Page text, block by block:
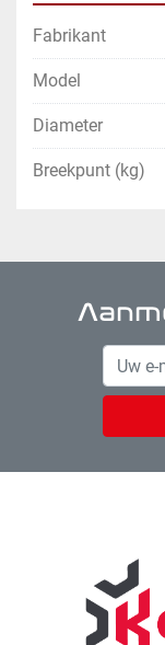
Fabrikant
Model
Diameter
Breekpunt (kg)